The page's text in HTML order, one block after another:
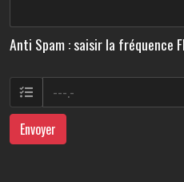
Anti Spam : saisir la fréquence
Envoyer